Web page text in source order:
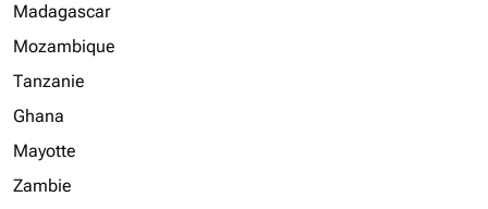
Madagascar
Mozambique
Tanzanie
Ghana
Mayotte
Zambie